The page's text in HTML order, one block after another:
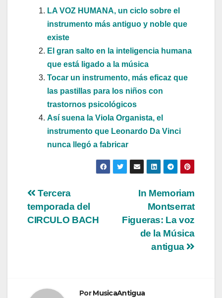
LA VOZ HUMANA, un ciclo sobre el
instrumento más antiguo y noble que
existe
El gran salto en la inteligencia humana
que está ligado a la música
Tocar un instrumento, más eficaz que
las pastillas para los niños con
trastornos psicológicos
Así suena la Viola Organista, el
instrumento que Leonardo Da Vinci
nunca llegó a fabricar
Navegación
de
In Memoriam
Montserrat
Figueras: La voz
de la Música
antigua
Tercera
temporada del
CIRCULO BACH
PorMusicaAntigua